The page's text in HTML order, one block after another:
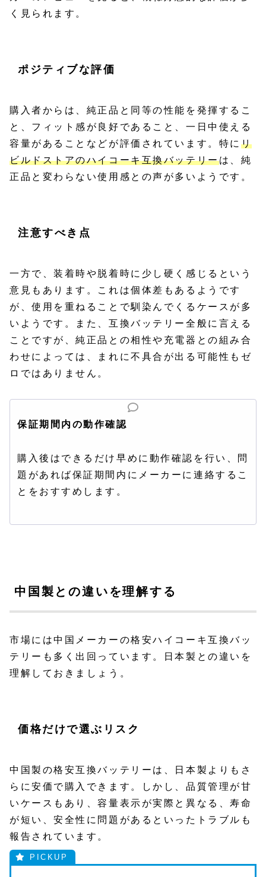
く見られます。
ポジティブな評価
購入者からは、純正品と同等の性能を発揮するこ
と、フィット感が良好であること、一日中使える
容量があることなどが評価されています。特に リ
ビルドストアのハイコーキ互換バッテリーは、純
正品と変わらない使用感との声が多いようです。
注意すべき点
一方で、装着時や脱着時に少し硬く感じるという
意見もあります。これは個体差もあるようです
が、使用を重ねることで馴染んでくるケースが多
いようです。また、互換バッテリー全般に言える
ことですが、純正品との相性や充電器との組み合
わせによっては、まれに不具合が出る可能性もゼ
ロではありません。
保証期間内の動作確認
購入後はできるだけ早めに動作確認を行い、問
題があれば保証期間内にメーカーに連絡するこ
とをおすすめします。
中国製との違いを理解する
市場には中国メーカーの格安ハイコーキ互換バッ
テリーも多く出回っています。日本製との違いを
理解しておきましょう。
価格だけで選ぶリスク
中国製の格安互換バッテリーは、日本製よりもさ
らに安価で購入できます。しかし、品質管理が甘
いケースもあり、容量表示が実際と異なる、寿命
が短い、安全性に問題があるといったトラブルも
報告されています。